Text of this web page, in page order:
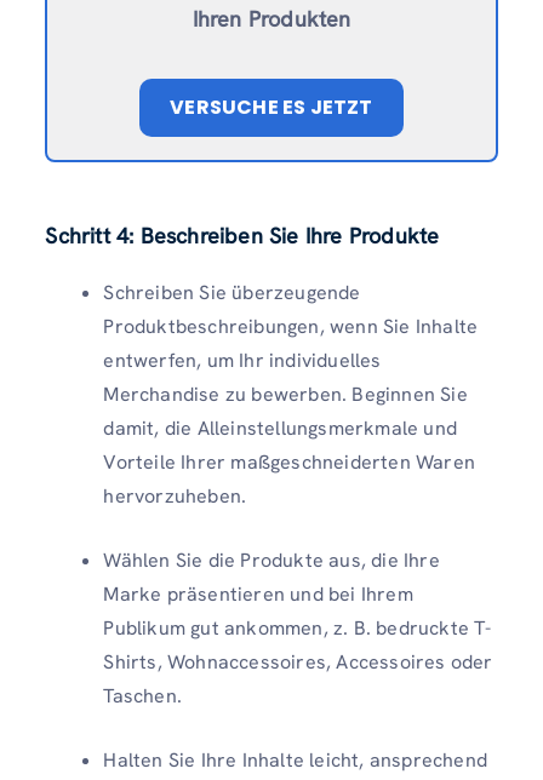
Ihren Produkten
VERSUCHE ES JETZT
Schritt 4: Beschreiben Sie Ihre Produkte
Schreiben Sie überzeugende
Produktbeschreibungen, wenn Sie Inhalte
entwerfen, um Ihr individuelles
Merchandise zu bewerben. Beginnen Sie
damit, die Alleinstellungsmerkmale und
Vorteile Ihrer maßgeschneiderten Waren
hervorzuheben.
Wählen Sie die Produkte aus, die Ihre
Marke präsentieren und bei Ihrem
Publikum gut ankommen, z. B. bedruckte T-
Shirts, Wohnaccessoires, Accessoires oder
Taschen.
Halten Sie Ihre Inhalte leicht, ansprechend